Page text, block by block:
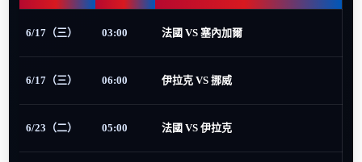
6/17（三） 03:00 法國 VS 塞內加爾
6/17（三） 06:00 伊拉克 VS 挪威
6/23（二） 05:00 法國 VS 伊拉克